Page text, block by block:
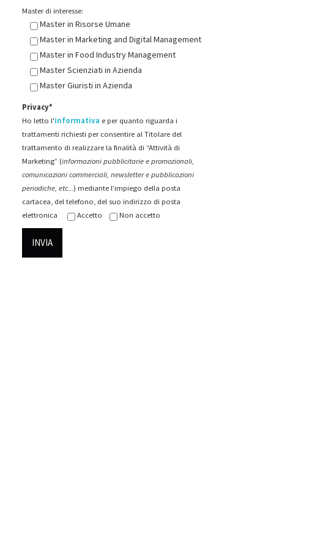
Master di interesse:
Master in Risorse Umane
Master in Marketing and Digital Management
Master in Food Industry Management
Master Scienziati in Azienda
Master Giuristi in Azienda
Privacy*
Ho letto l'informativa e per quanto riguarda i
trattamenti richiesti per consentire al Titolare del
trattamento di realizzare la finalità di “Attività di
Marketing” (informazioni pubblicitarie e promozionali,
comunicazioni commerciali, newsletter e pubblicazioni
periodiche, etc...) mediante l’impiego della posta
cartacea, del telefono, del suo indirizzo di posta
elettronica
Accetto Non accetto